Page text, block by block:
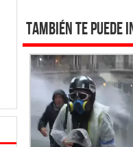
También te puede